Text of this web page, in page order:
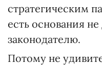
стратегическим
есть основания
законодателю.
Потому не